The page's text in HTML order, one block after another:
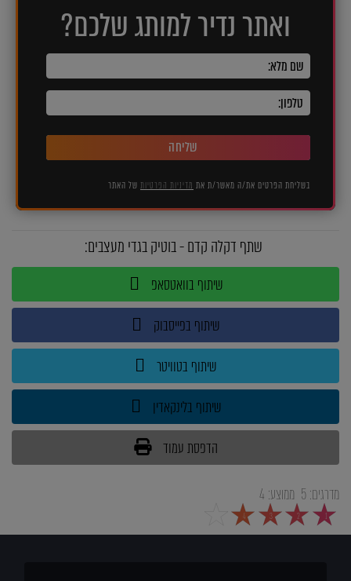
ואתר נדיר למותג שלכם?
שליחה
בשליחת הפרטים את/ה מאשר/ת את מדיניות הפרטיות של האתר
שתף דקלה קדם - בוטיק בגדי מעצבים:
שיתוף בוואטסאפ
שיתוף בפייסבוק
שיתוף בטוויטר
שיתוף בלינקאדין
הדפסת עמוד
מדרגים:5 ממוצע: 4
1
2
3
4